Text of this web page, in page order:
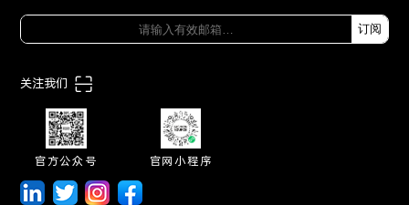
订阅
关注我们
官方公众号 官网小程序